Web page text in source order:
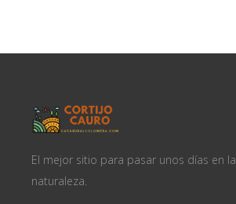
El mejor sitio para pasar unos días en la
naturaleza.